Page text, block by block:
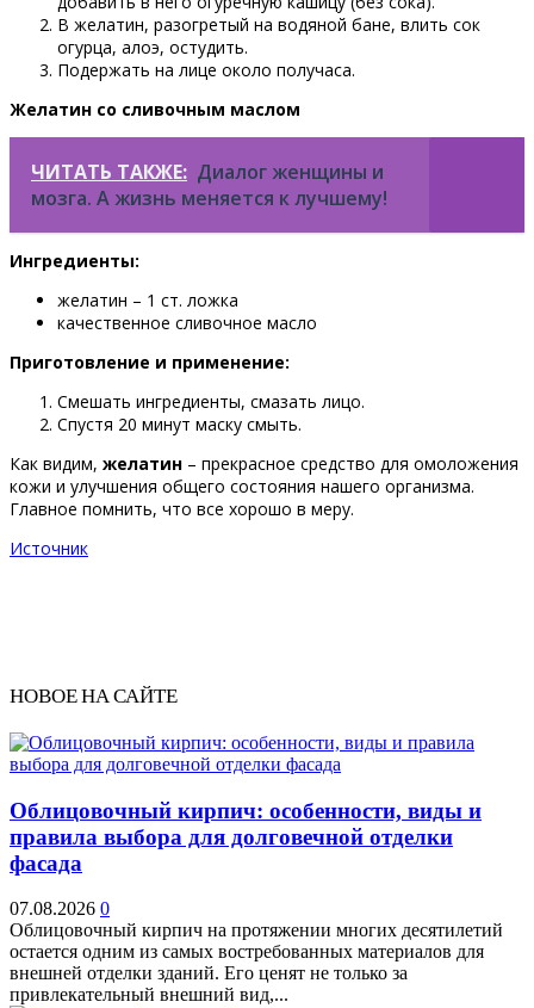
В желатин, разогретый на водяной бане, влить сок
огурца, алоэ, остудить.
Подержать на лице около получаса.
Желатин со сливочным маслом
ЧИТАТЬ ТАКЖЕ: Диалог женщины и
мозга. А жизнь меняется к лучшему!
Ингредиенты:
желатин – 1 ст. ложка
качественное сливочное масло
Приготовление и применение:
Смешать ингредиенты, смазать лицо.
Спустя 20 минут маску смыть.
Как видим, желатин – прекрасное средство для омоложения
кожи и улучшения общего состояния нашего организма.
Главное помнить, что все хорошо в меру.
Источник
НОВОЕ НА САЙТЕ
Облицовочный кирпич: особенности, виды и
правила выбора для долговечной отделки
фасада
07.08.2026 0
Облицовочный кирпич на протяжении многих десятилетий
остается одним из самых востребованных материалов для
внешней отделки зданий. Его ценят не только за
привлекательный внешний вид,...